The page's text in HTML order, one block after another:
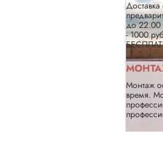
Доставка
до 22.00
- 1000
Монтаж
время.